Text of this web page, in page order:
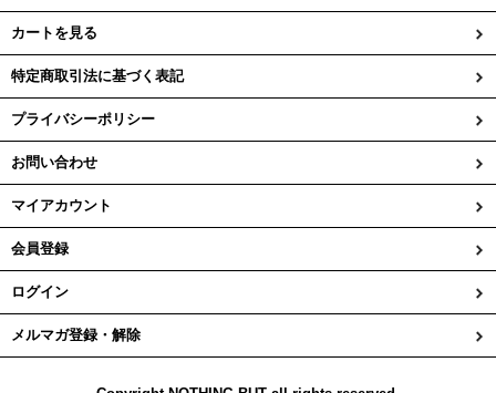
カートを見る
特定商取引法に基づく表記
プライバシーポリシー
お問い合わせ
マイアカウント
会員登録
ログイン
メルマガ登録・解除